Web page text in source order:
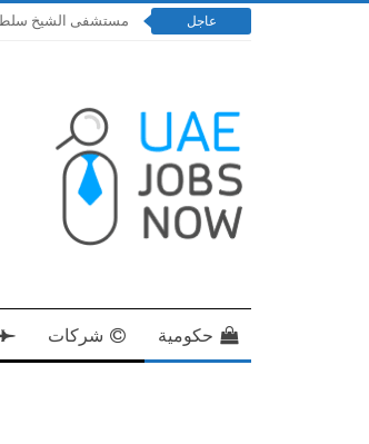
عاجل مستشفى الشيخ سلطان بن
حكومية شركات